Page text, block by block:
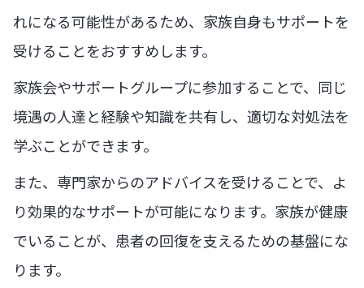
れになる可能性があるため、家族自身もサポートを
受けることをおすすめします。
家族会やサポートグループに参加することで、同じ
境遇の人達と経験や知識を共有し、適切な対処法を
学ぶことができます。
また、専門家からのアドバイスを受けることで、よ
り効果的なサポートが可能になります。家族が健康
でいることが、患者の回復を支えるための基盤にな
ります。